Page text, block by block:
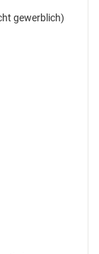
gewerblich)